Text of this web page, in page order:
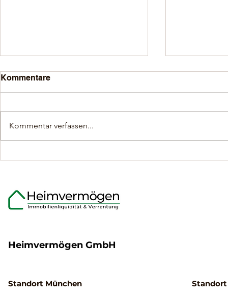
wissen sollten.
Kommentare
Kommentar verfassen...
Heimvermögen GmbH
Standort München